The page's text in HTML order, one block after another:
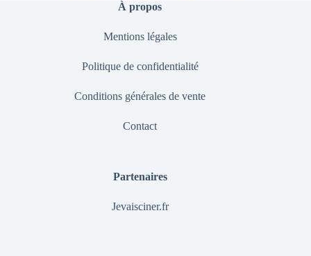
À propos
Mentions légales
Politique de confidentialité
Conditions générales de vente
Contact
Partenaires
Jevaisciner.fr